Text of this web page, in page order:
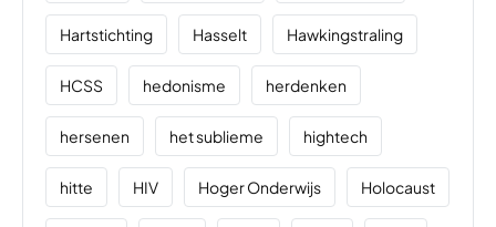
Hartstichting Hasselt Hawkingstraling
HCSS hedonisme herdenken
hersenen het sublieme hightech
hitte HIV Hoger Onderwijs Holocaust